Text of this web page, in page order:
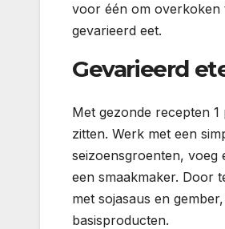
voor één om overkoken
gevarieerd eet.
Gevarieerd
Met gezonde recepten
zitten. Werk met een
seizoensgroenten, voeg
een smaakmaker. Door
met sojasaus en
basisproducten.